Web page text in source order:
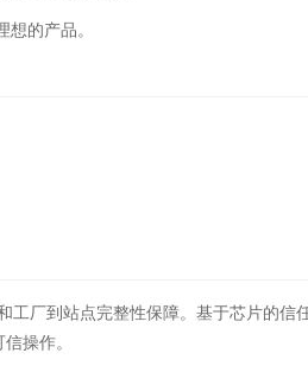
想的产品。
工厂到站点完整性保障。基于芯片的信
操作。